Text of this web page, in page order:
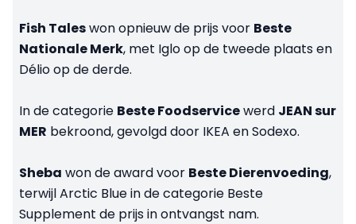
Fish Taleswon opnieuw de prijs voor Beste
Nationale Merk, met Iglo op de tweede plaats en
Délio op de derde.
In de categorie Beste Foodservicewerd JEAN sur
MER bekroond, gevolgd door IKEA en Sodexo.
Sheba won de award voor Beste Dierenvoeding,
terwijl Arctic Blue in de categorie Beste
Supplement de prijs in ontvangst nam.